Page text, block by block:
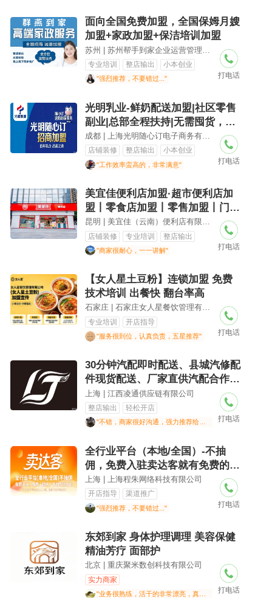
面向全国免费加盟，全国保姆月嫂
加盟+家政加盟+保洁培训加盟
专业培训 整店输出 小本创业
"强烈推荐，不要错过..." 打电话
光明乳业-鲜奶配送加盟|社区零售
副业|总部全程扶持|无需囤货，轻
松创业，四川省全川招商，创业加
盟，小成本创业，加盟代理，加盟
招商，品牌加盟
店铺装修 整店输出 小本创业
"工作效率蛮高的，非常满意" 打电话
美宜佳便利店加盟·超市便利店加
盟丨零食店加盟丨零售加盟丨门店
加盟丨总部全程扶持免费选址丨免
费培训丨轻松创业丨供应链配送丨
运营指导丨乡镇加盟
昆明 | 美宜佳（云南）便利店有限公司
店铺装修 专业培训 整店输出
"商家很耐心，一一讲解" 打电话
【女人星土豆粉】连锁加盟 免费
技术培训 出餐快 翻台率高
石家庄 | 石家庄女人星餐饮管理有限公司
专业培训 开店指导
"服务很到位，认真负责，五星推荐" 打电话
30分钟汽配即时配送、县城汽修配
件现货配送、厂家直供汽配合作、
无需加盟费汽配项目、 一人可做
县域汽配生意、汽配配送零成本加
盟、公司扶持汽配合伙人、 汽修
上海 | 江西凌通供应链有限公司
整店输出 轻松开店
"不错，商家很好沟通，强力推荐给大家" 打电话
全行业平台（本地/全国）-不抽
佣，免费入驻卖达客就有免费的微
信小程序店铺，广泛分销，适合各
行业的商家、个体户使用。诚招各
地推广代理，不收任何费用。
上海 | 上海程朱网络科技有限公司
开店指导 渠道推广
"强烈推荐，不要错过..." 打电话
东郊到家 身体护理调理 美容保健
精油芳疗 面部护
北京 | 重庆聚米数创科技有限公司
实力商家
"业务很熟练，活干的非常漂亮，真的很专业.." 打电话